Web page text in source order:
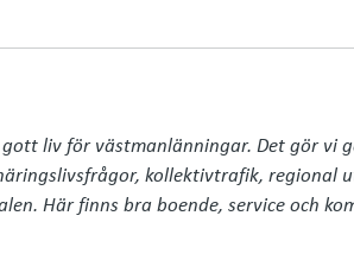
liv för västmanlänningar. Det gör vi
kollektivtrafik, regional
Här finns bra boende, service och